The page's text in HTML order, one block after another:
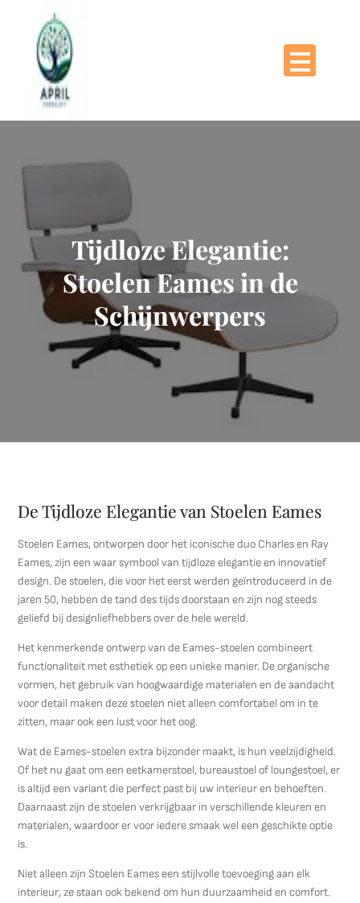
Tijdloze Elegantie:
Stoelen Eames in de
Schijnwerpers
De Tijdloze Elegantie van Stoelen Eames
Stoelen Eames, ontworpen door het iconische duo Charles en Ray
Eames, zijn een waar symbool van tijdloze elegantie en innovatief
design. De stoelen, die voor het eerst werden geïntroduceerd in de
jaren 50, hebben de tand des tijds doorstaan en zijn nog steeds
geliefd bij designliefhebbers over de hele wereld.
Het kenmerkende ontwerp van de Eames-stoelen combineert
functionaliteit met esthetiek op een unieke manier. De organische
vormen, het gebruik van hoogwaardige materialen en de aandacht
voor detail maken deze stoelen niet alleen comfortabel om in te
zitten, maar ook een lust voor het oog.
Wat de Eames-stoelen extra bijzonder maakt, is hun veelzijdigheid.
Of het nu gaat om een eetkamerstoel, bureaustoel of loungestoel, er
is altijd een variant die perfect past bij uw interieur en behoeften.
Daarnaast zijn de stoelen verkrijgbaar in verschillende kleuren en
materialen, waardoor er voor iedere smaak wel een geschikte optie
is.
Niet alleen zijn Stoelen Eames een stijlvolle toevoeging aan elk
interieur, ze staan ook bekend om hun duurzaamheid en comfort.